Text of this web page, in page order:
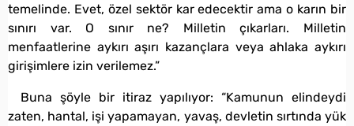
temelinde. Evet, özel sektör kar edecektir ama o karın bir
sınırı var. O sınır ne? Milletin çıkarları. Milletin
menfaatlerine aykırı aşırı kazançlara veya ahlaka aykırı
girişimlere izin verilemez.”
Buna şöyle bir itiraz yapılıyor: “Kamunun elindeydi
zaten, hantal, işi yapamayan, yavaş, devletin sırtında yük